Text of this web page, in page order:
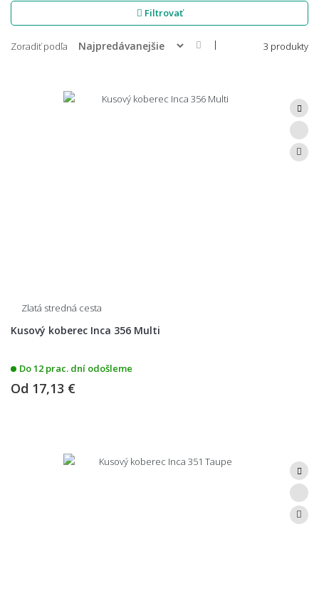
dlhších stranách a kompatibilita s podlahovým vykurovaním.
Čerešničkou na torte sú strapce na kratších stranách, ktoré kobercom
dodávajú šmrnc. Skvelá voľba najmä do spální alebo obývacích izieb.
Filtrovať
Zoradiť podľa | 3 produkty
Zlatá stredná cesta
Kusový koberec Inca 356 Multi
Do 12 prac. dní odošleme
Od 17,13 €